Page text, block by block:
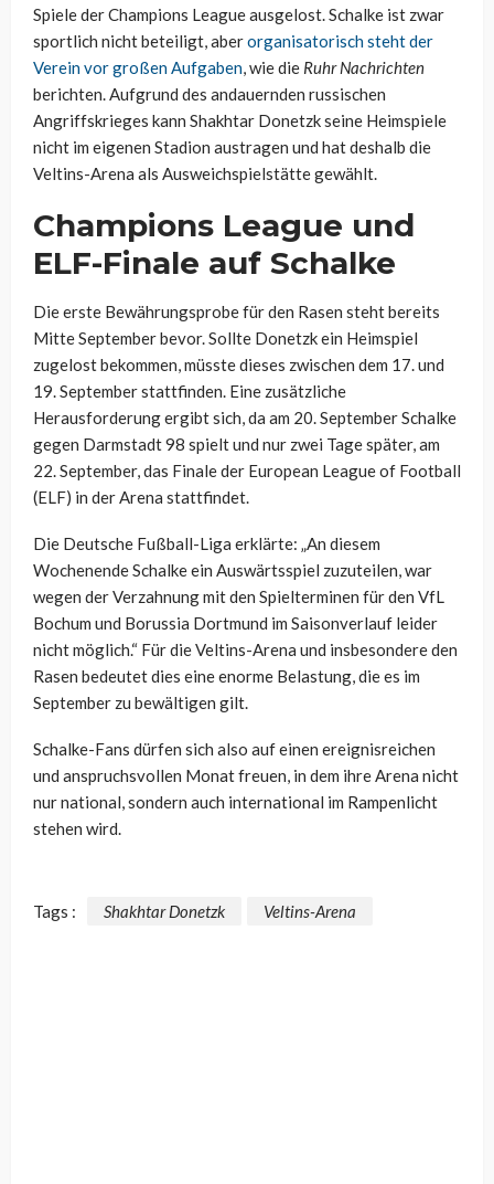
Spiele der Champions League ausgelost. Schalke ist zwar
sportlich nicht beteiligt, aberorganisatorisch steht der
Verein vor großen Aufgaben, wie die Ruhr Nachrichten
berichten. Aufgrund des andauernden russischen
Angriffskrieges kann Shakhtar Donetzk seine Heimspiele
nicht im eigenen Stadion austragen und hat deshalb die
Veltins-Arena als Ausweichspielstätte gewählt.
Champions League und
ELF-Finale auf Schalke
Die erste Bewährungsprobe für den Rasen steht bereits
Mitte September bevor. Sollte Donetzk ein Heimspiel
zugelost bekommen, müsste dieses zwischen dem 17. und
19. September stattfinden. Eine zusätzliche
Herausforderung ergibt sich, da am 20. September Schalke
gegen Darmstadt 98 spielt und nur zwei Tage später, am
22. September, das Finale der European League of Football
(ELF) in der Arena stattfindet.
Die Deutsche Fußball-Liga erklärte: „An diesem
Wochenende Schalke ein Auswärtsspiel zuzuteilen, war
wegen der Verzahnung mit den Spielterminen für den VfL
Bochum und Borussia Dortmund im Saisonverlauf leider
nicht möglich.“ Für die Veltins-Arena und insbesondere den
Rasen bedeutet dies eine enorme Belastung, die es im
September zu bewältigen gilt.
Schalke-Fans dürfen sich also auf einen ereignisreichen
und anspruchsvollen Monat freuen, in dem ihre Arena nicht
nur national, sondern auch international im Rampenlicht
stehen wird.
Tags : Shakhtar Donetzk Veltins-Arena